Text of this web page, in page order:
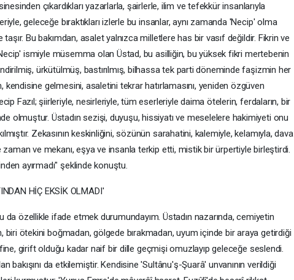
çıkardıkları yazarlarla, şairlerle, ilim ve tefekkür insanlarıyla
geleceğe bıraktıkları izlerle bu insanlar, aynı zamanda 'Necip' olma
Bu bakımdan, asalet yalnızca milletlere has bir vasıf değildir. Fikrin ve
ismiyle müsemma olan Üstad, bu asilliğin, bu yüksek fikri mertebenin
ürkütülmüş, bastırılmış, bilhassa tek parti döneminde faşizmin her
gelmesini, asaletini tekrar hatırlamasını, yeniden özgüven
Fazıl; şiirleriyle, nesirleriyle, tüm eserleriyle daima ötelerin, ferdaların, bir
olmuştur. Üstadın sezişi, duyuşu, hissiyatı ve meselelere hakimiyeti onu
Zekasının keskinliğini, sözünün sarahatini, kalemiyle, kelamıyla, dava
zaman ve mekanı, eşya ve insanla terkip etti, mistik bir ürpertiyle birleştirdi.
ayırmadı" şeklinde konuştu.
HİÇ EKSİK OLMADI'
da özellikle ifade etmek durumundayım. Üstadın nazarında, cemiyetin
biri ötekini boğmadan, gölgede bırakmadan, uyum içinde bir araya getirdiği
girift olduğu kadar naif bir dille geçmişi omuzlayıp geleceğe seslendi.
bakışını da etkilemiştir. Kendisine 'Sultânu'ş-Şuarâ' unvanının verildiği